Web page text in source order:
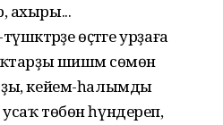
ахыры...
өҫтәге урҙаға
шишмә сөмөнә
кейем-һалымды
төбөн һүндереп,